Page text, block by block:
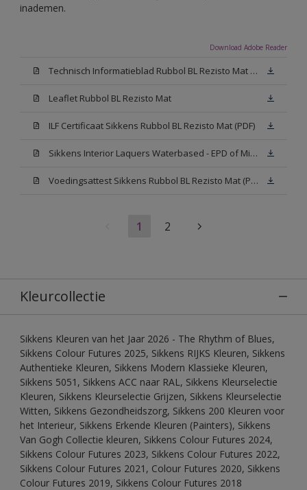
inademen.
Download Adobe Reader
Technisch Informatieblad Rubbol BL Rezisto Mat (PDF)
Leaflet Rubbol BL Rezisto Mat
ILF Certificaat Sikkens Rubbol BL Rezisto Mat (PDF)
Sikkens Interior Laquers Waterbased - EPD of Milieuproductverklaring
Voedingsattest Sikkens Rubbol BL Rezisto Mat (PDF)
1 2
Kleurcollectie
Sikkens Kleuren van het Jaar 2026 - The Rhythm of Blues,
Sikkens Colour Futures 2025, Sikkens RIJKS Kleuren, Sikkens
Authentieke Kleuren, Sikkens Modern Klassieke Kleuren,
Sikkens 5051, Sikkens ACC naar RAL, Sikkens Kleurselectie
Kleuren, Sikkens Kleurselectie Grijzen, Sikkens Kleurselectie
Witten, Sikkens Gezondheidszorg, Sikkens 200 Kleuren voor
het Interieur, Sikkens Erkende Kleuren (Painters), Sikkens
Van Gogh Collectie kleuren, Sikkens Colour Futures 2024,
Sikkens Colour Futures 2023, Sikkens Colour Futures 2022,
Sikkens Colour Futures 2021, Colour Futures 2020, Sikkens
Colour Futures 2019, Sikkens Colour Futures 2018